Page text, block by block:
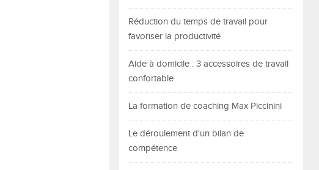
Réduction du temps de travail pour
favoriser la productivité
Aide à domicile : 3 accessoires de travail
confortable
La formation de coaching Max Piccinini
Le déroulement d'un bilan de
compétence